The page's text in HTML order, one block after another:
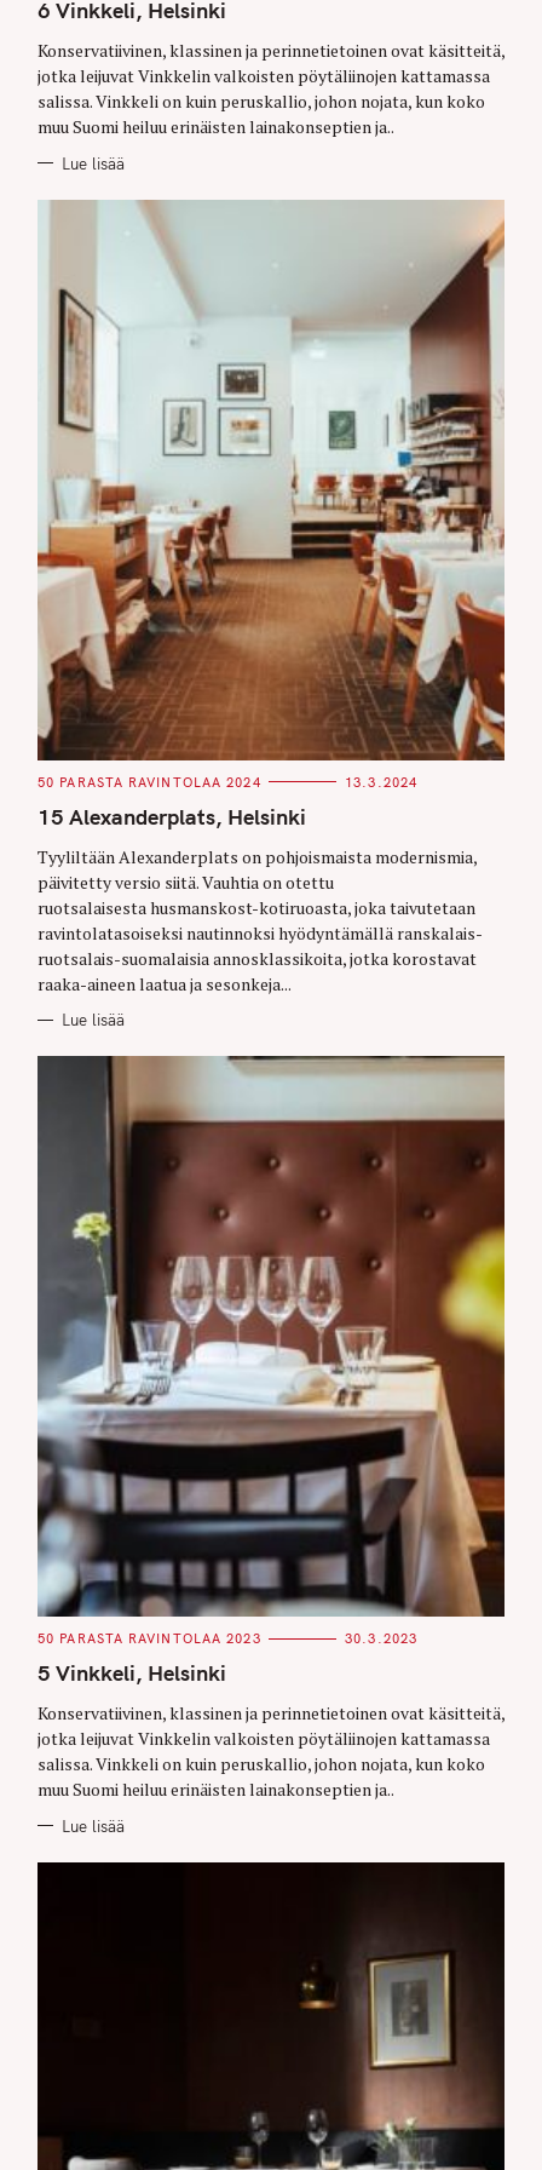
T
E
O
R
I
E
S
6 Vinkkeli, Helsinki
Konservatiivinen, klassinen ja perinnetietoinen ovat käsitteitä,
jotka leijuvat Vinkkelin valkoisten pöytäliinojen kattamassa
salissa. Vinkkeli on kuin peruskallio, johon nojata, kun koko
muu Suomi heiluu erinäisten lainakonseptien ja..
Lue lisää
C
T
E
O
R
I
E
S
50 PARASTA RAVINTOLAA 2024 13.3.2024
15 Alexanderplats, Helsinki
Tyyliltään Alexanderplats on pohjoismaista modernismia,
päivitetty versio siitä. Vauhtia on otettu
ruotsalaisesta husmanskost-kotiruoasta, joka taivutetaan
ravintolatasoiseksi nautinnoksi hyödyntämällä ranskalais-
ruotsalais-suomalaisia annosklassikoita, jotka korostavat
raaka-aineen laatua ja sesonkeja...
Lue lisää
C
T
E
O
R
I
E
S
50 PARASTA RAVINTOLAA 2023 30.3.2023
5 Vinkkeli, Helsinki
Konservatiivinen, klassinen ja perinnetietoinen ovat käsitteitä,
jotka leijuvat Vinkkelin valkoisten pöytäliinojen kattamassa
salissa. Vinkkeli on kuin peruskallio, johon nojata, kun koko
muu Suomi heiluu erinäisten lainakonseptien ja..
Lue lisää
a